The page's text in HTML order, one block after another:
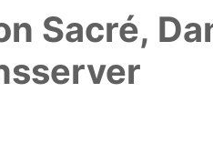
Sacré,